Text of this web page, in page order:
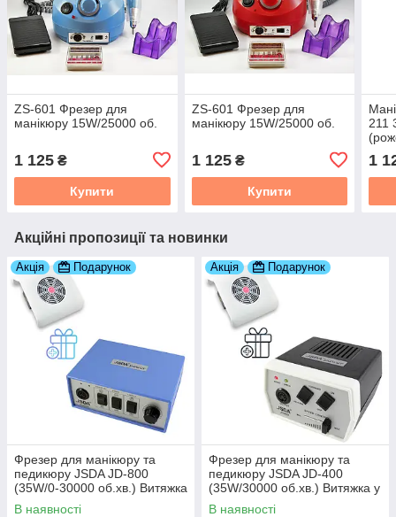
ZS-601 Фрезер для
манікюру 15W/25000 об.
1 125 ₴
Купити
ZS-601 Фрезер для
манікюру 15W/25000 об.
1 125₴
Купити
211
1
Акційні пропозиції та новинки
Акція Подарунок
Фрезер для манікюру та
педикюру JSDA JD-800
(35W/0-30000 об.хв.) Витяжка
у подарунок!
В наявності
Акція Подарунок
Фрезер для манікюру та
педикюру JSDA JD-400
(35W/30000 об.хв.) Витяжка у
подарунок!
В наявності